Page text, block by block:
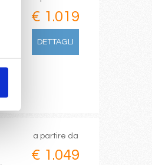
€ 1.019
DETTAGLI
a partire da
€ 1.049